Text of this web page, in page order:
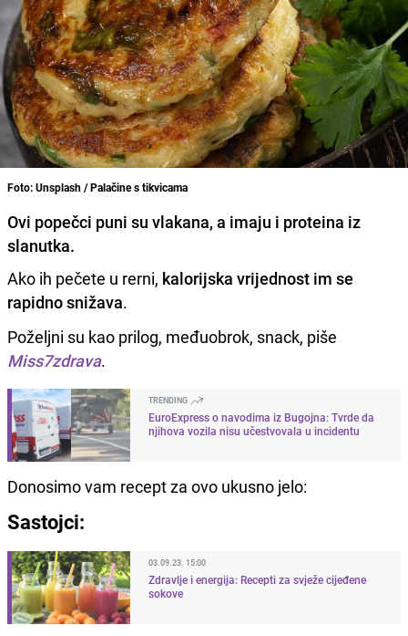
Foto: Unsplash / Palačine s tikvicama
Ovi popečci puni su vlakana, a imaju i proteina iz
slanutka.
Ako ih pečete u rerni, kalorijska vrijednost im se
rapidno snižava.
Poželjni su kao prilog, međuobrok, snack, piše
Miss7zdrava.
TRENDING
EuroExpress o navodima iz Bugojna: Tvrde da
njihova vozila nisu učestvovala u incidentu
Donosimo vam recept za ovo ukusno jelo:
Sastojci:
03.09.23. 15:00
Zdravlje i energija: Recepti za svježe cijeđene
sokove